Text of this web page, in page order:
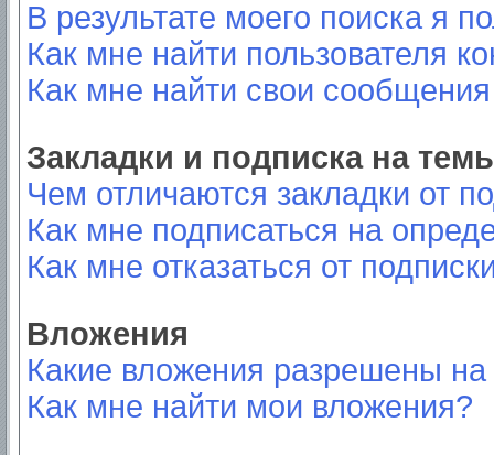
В результате моего поиска я
Как мне найти пользователя
Как мне найти свои
Закладки и подписка на
Чем отличаются закладки от
Как мне подписаться на
Как мне отказаться от
Вложения
Какие вложения разрешены
Как мне найти мои вложения?